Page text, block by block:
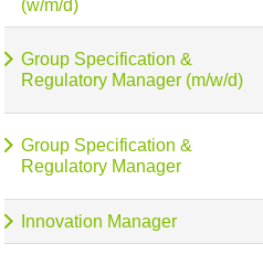
(w/m/d)
Group Specification &
Regulatory Manager (m/w/d)
Group Specification &
Regulatory Manager
Innovation Manager